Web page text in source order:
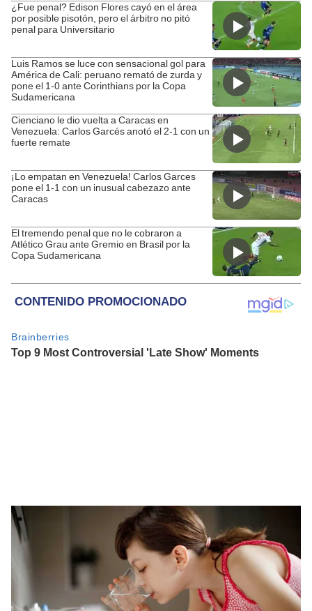
¿Fue penal? Edison Flores cayó en el área
por posible pisotón, pero el árbitro no pitó
penal para Universitario
Luis Ramos se luce con sensacional gol para
América de Cali: peruano remató de zurda y
pone el 1-0 ante Corinthians por la Copa
Sudamericana
Cienciano le dio vuelta a Caracas en
Venezuela: Carlos Garcés anotó el 2-1 con un
fuerte remate
¡Lo empatan en Venezuela! Carlos Garces
pone el 1-1 con un inusual cabezazo ante
Caracas
El tremendo penal que no le cobraron a
Atlético Grau ante Gremio en Brasil por la
Copa Sudamericana